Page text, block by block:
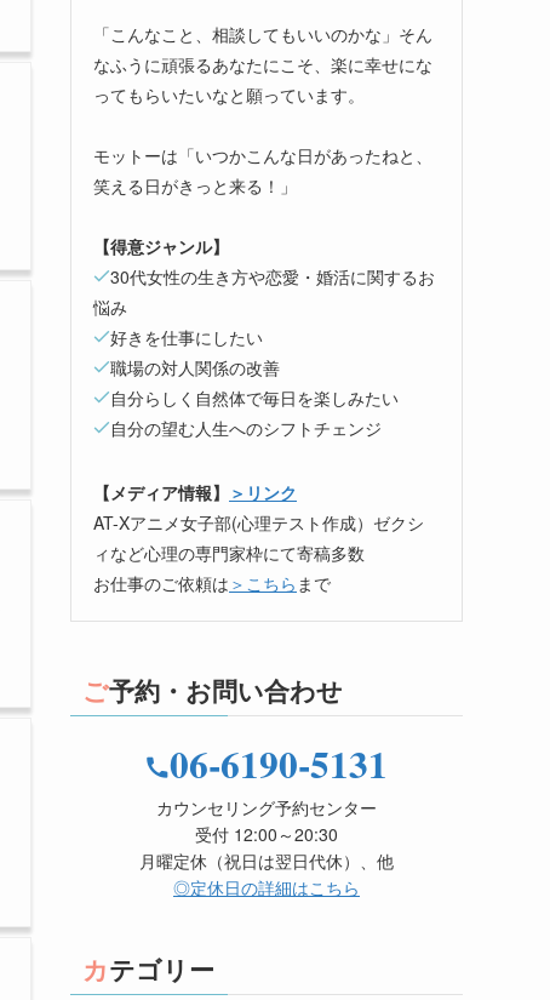
「こんなこと、相談してもいいのかな」そん
なふうに頑張るあなたにこそ、楽に幸せにな
ってもらいたいなと願っています。
モットーは「いつかこんな日があったねと、
笑える日がきっと来る！」
【得意ジャンル】
30代女性の生き方や恋愛・婚活に関するお
悩み
好きを仕事にしたい
職場の対人関係の改善
自分らしく自然体で毎日を楽しみたい
自分の望む人生へのシフトチェンジ
【メディア情報】 ＞リンク
AT-Xアニメ女子部(心理テスト作成）ゼクシ
ィなど心理の専門家枠にて寄稿多数
お仕事のご依頼は ＞こちら まで
ご予約・お問い合わせ
06-6190-5131
カウンセリング予約センター
受付 12:00～20:30
月曜定休（祝日は翌日代休）、他
◎定休日の詳細はこちら
カテゴリー